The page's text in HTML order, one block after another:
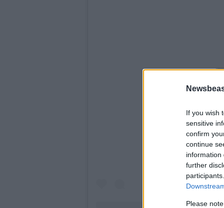
If you wish
sensitive
confirm
continue
information
further
Please